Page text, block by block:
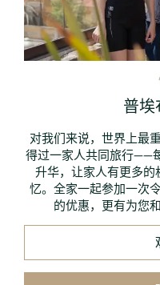
普埃
对我们来说，世界上最
得过一家人共同旅行——
升华，让家人有更多
忆。全家一起参加一次
的优惠，更有为您